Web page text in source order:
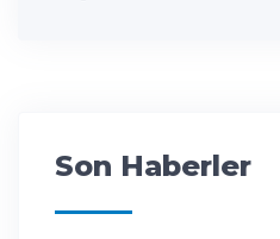
Son Haberler